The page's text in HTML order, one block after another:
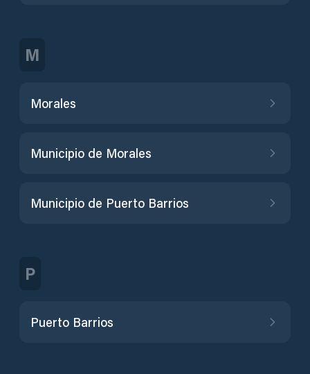
M
Morales
Municipio de Morales
Municipio de Puerto Barrios
P
Puerto Barrios